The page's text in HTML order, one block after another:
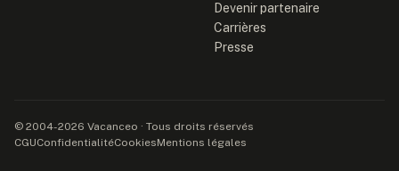
Devenir partenaire
Carrières
Presse
© 2004-2026 Vacanceo · Tous droits réservés
CGUConfidentialitéCookiesMentions légales